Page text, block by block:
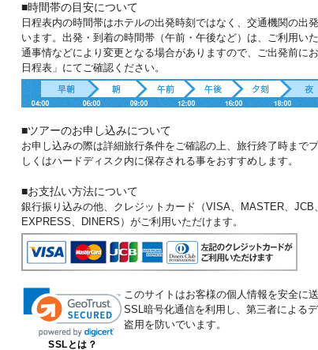
■時間帯の目安について
日程表内の時間帯はホテルの出発時刻ではなく、交通機関の出
います。出発・到着の時間帯（午前・午後など）は、ご利用い
通事情などにより変更となる場合がありますので、ご出発前に
日程表」にてご確認ください。
■ツアーのお申し込みについて
お申し込みの際は詳細旅行条件をご確認の上、旅行終了時まで
しくはハードディスク内に保存される事をおすすめします。
■お支払い方法について
銀行振り込みの他、クレジットカード（VISA、MASTER、JCB
EXPRESS、DINERS）がご利用いただけます。
SSLとは？
このサイトはお客様の個人情報を安全に
SSL暗号化通信を利用し、第三者による
盗用を防いでいます。